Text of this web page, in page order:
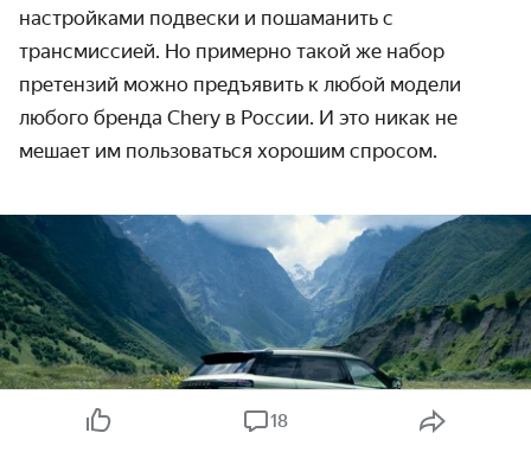
настройками подвески и пошаманить с
трансмиссией. Но примерно такой же набор
претензий можно предъявить к любой модели
любого бренда Chery в России. И это никак не
мешает им пользоваться хорошим спросом.
18